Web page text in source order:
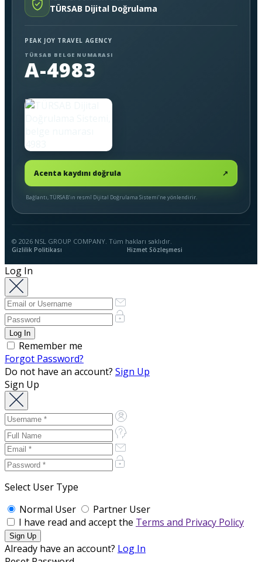
TÜRSAB Dijital Doğrulama
PEAK JOY TRAVEL AGENCY
TÜRSAB BELGE NUMARASI
A-4983
Acenta kaydını doğrula ↗
Bağlantı, TÜRSAB’ın resmî Dijital Doğrulama Sistemi’ne yönlendirir.
© 2026 NSL GROUP COMPANY. Tüm hakları saklıdır.
Gizlilik Politikası Hizmet Sözleşmesi
Log In
Remember me
Forgot Password?
Do not have an account? Sign Up
Sign Up
Select User Type
Normal User
Partner User
I have read and accept the Terms and Privacy Policy
Already have an account? Log In